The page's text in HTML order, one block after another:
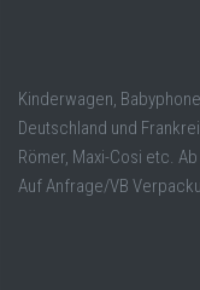
Kinderwagen,
Deutschland und
Römer, Maxi-Cosi etc.
Auf Anfrage/VB